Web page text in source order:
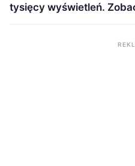
tysięcy wyświetleń.